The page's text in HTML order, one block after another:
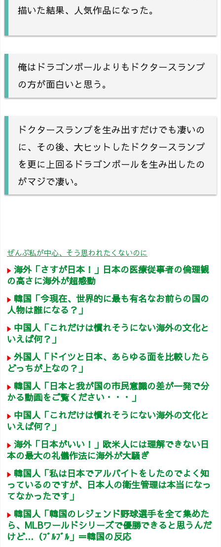
描いた結果、人気作品になった。
俺はドラゴンボールよりもドクタースランプ
の方が面白いと思う。
ドクタースランプを生み出すだけでも凄いの
に、その後、大ヒットしたドクタースランプ
を更に上回るドラゴンボールを生み出したの
がマジで凄い。
ぜんぶ私が中心、そう思われたくないのに
海外「さすが日本！」日本の医療従事者の倫理観
の高さに海外が超感動
韓国「今現在、世界的に最も有名なお前らの国の
人物は誰になる？」
中国人「これだけは慣れそうにない海外の文化と
いえば何？」
外国人「ドイツと日本、あらゆる面を比較したら
どっちが上なの？」
韓国人「日本と我が国の市民意識の差が一発で分
かる動画をご覧ください・・・」
中国人「これだけは慣れそうにない海外の文化と
いえば何？」
海外「日本がいい！」欧米人には理解できない日
本の最大の礼儀作法に海外が大騒ぎ
韓国人「私は日本でアルバイトをしたのでよく知
っているのですが、日本人の衛生管理は本当になっ
てなかったです」
韓国人「韓国のレジェンド野球選手を全て集めた
ら、MLBワールドシリーズで優勝できると思うんだ
けど…（ﾌﾞﾙﾌﾞﾙ」＝韓国の反応